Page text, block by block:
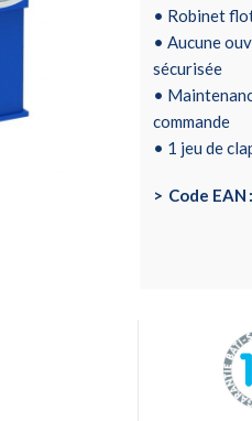
• Robinet
• Aucune
sécurisée
•
commande
• 1 jeu de
Code EAN